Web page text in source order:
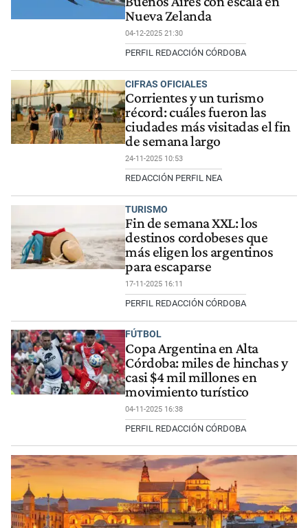
Nueva Zelanda
04-12-2025 21:30
PERFIL REDACCIÓN CÓRDOBA
CIFRAS OFICIALES
Corrientes y un turismo
récord: cuáles fueron las
ciudades más visitadas el fin
de semana largo
24-11-2025 10:53
REDACCIÓN PERFIL NEA
TURISMO
Fin de semana XXL: los
destinos cordobeses que
más eligen los argentinos
para escaparse
17-11-2025 16:11
PERFIL REDACCIÓN CÓRDOBA
FÚTBOL
Copa Argentina en Alta
Córdoba: miles de hinchas y
casi $4 mil millones en
movimiento turístico
04-11-2025 16:38
PERFIL REDACCIÓN CÓRDOBA